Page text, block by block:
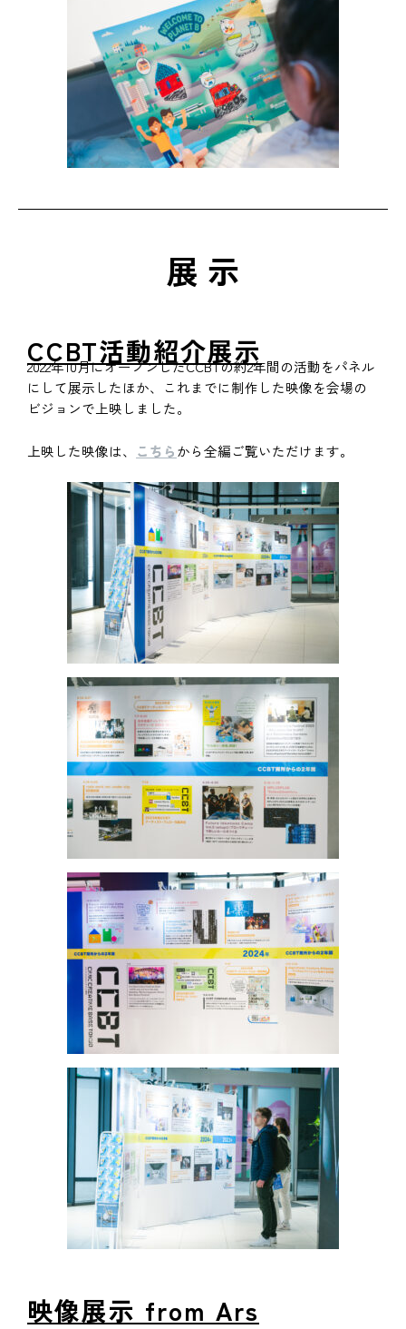
展 示
CCBT活動紹介展示
2022年10月にオープンしたCCBTの約2年間の活動をパネル
にして展示したほか、これまでに制作した映像を会場の
ビジョンで上映しました。
上映した映像は、 こちらから全編ご覧いただけます。
映像展示 from Ars